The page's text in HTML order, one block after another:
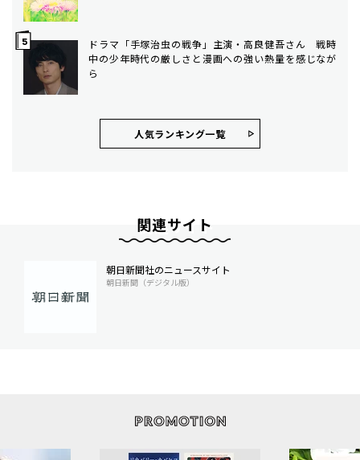
ドラマ「手塚治虫の戦争」主演・高良健吾さん 戦時
中の少年時代の厳しさと漫画への強い熱量を感じなが
ら
人気ランキング⼀覧
関連サイト
朝日新聞社のニュースサイト
朝日新聞（デジタル版）